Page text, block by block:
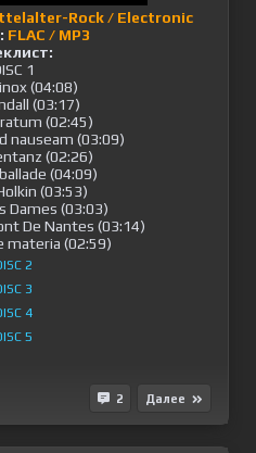
Rock / Electronic
FLAC / MP3
1
(04:08)
(03:17)
(02:45)
nauseam (03:09)
(02:26)
(04:09)
(03:53)
Dames (03:03)
De Nantes (03:14)
materia (02:59)
2
3
4
5
2 Далее